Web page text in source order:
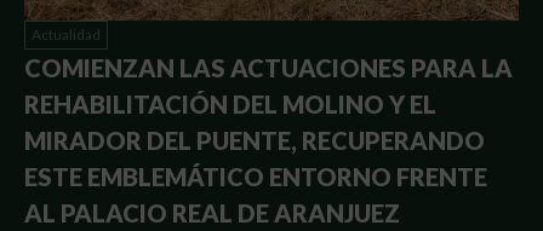
Actualidad
COMIENZAN LAS ACTUACIONES PARA LA
REHABILITACIÓN DEL MOLINO Y EL
MIRADOR DEL PUENTE, RECUPERANDO
ESTE EMBLEMÁTICO ENTORNO FRENTE
AL PALACIO REAL DE ARANJUEZ